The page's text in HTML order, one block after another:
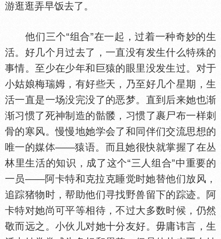
游逛逛弄早饭去了。
他们三个“组合”在一起，过着一种奇妙的生
活。好几个月过去了，一直没有发生什么特殊的
事情。至少在少年和巨猿的眼里没发生过。对于
小姑娘梅瑞姆，有好些天，乃至好几个星期，生
活一直是一场没完没了的恶梦。直到后来她也渐
渐习惯了死神制造的骷髅，习惯了裹尸布一样刺
骨的寒风。慢慢地她学会了和同伴们交流思想的
唯一的媒
——猿语。而且她很快就掌握了在丛
林里生活的知识，成了这个“三人组合”中重要的
一员——阿卡特和克拉克睡觉时她替他们放风，
追踪猪物时，帮助他们寻找野兽留下的踪迹。阿
卡特对她尚可平等相待，不过大多数时候，仍然
敬而远之。小伙儿对她十分友好。毋庸讳言，生